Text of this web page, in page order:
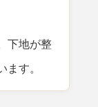
下地が整
す。